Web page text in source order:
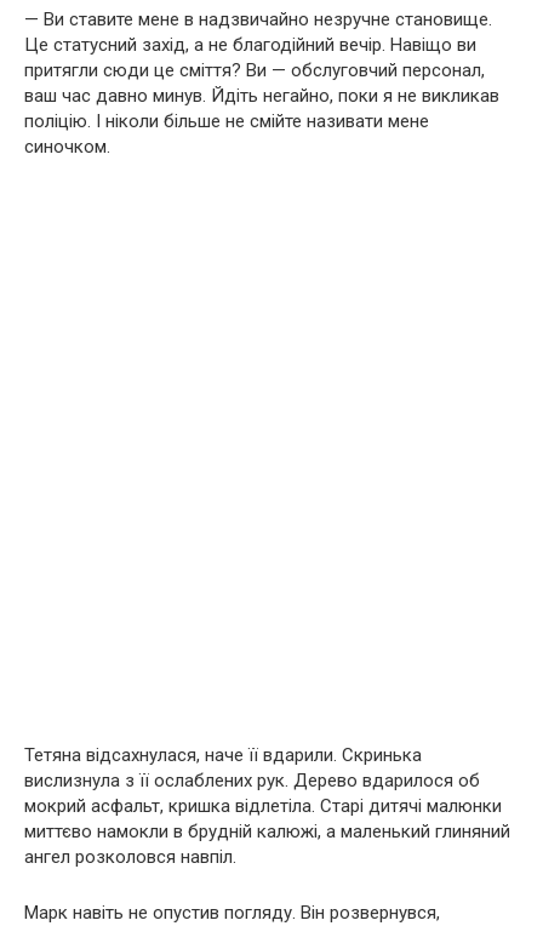
— Ви ставите мене в надзвичайно незручне становище.
Це статусний захід, а не благодійний вечір. Навіщо ви
притягли сюди це сміття? Ви — обслуговчий персонал,
ваш час давно минув. Йдіть негайно, поки я не викликав
поліцію. І ніколи більше не смійте називати мене
синочком.
Тетяна відсахнулася, наче її вдарили. Скринька
вислизнула з її ослаблених рук. Дерево вдарилося об
мокрий асфальт, кришка відлетіла. Старі дитячі малюнки
миттєво намокли в брудній калюжі, а маленький глиняний
ангел розколовся навпіл.
Марк навіть не опустив погляду. Він розвернувся,